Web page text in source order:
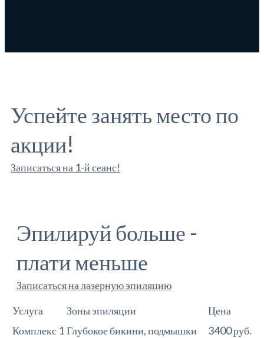
Успейте занять место по
акции!
Записаться на 1-й сеанс!
Эпилируй больше -
плати меньше
Записаться на лазерную эпиляцию
Услуга
Зоны эпиляции
Цена
Комплекс 1Глубокое бикини, подмышки 3400 руб.